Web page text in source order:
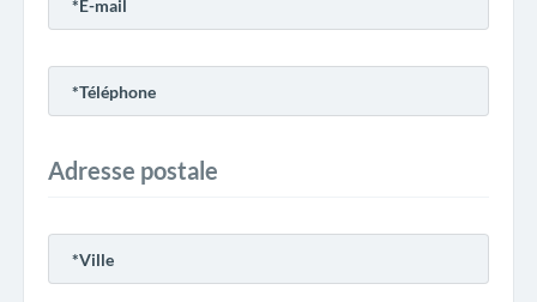
Adresse postale